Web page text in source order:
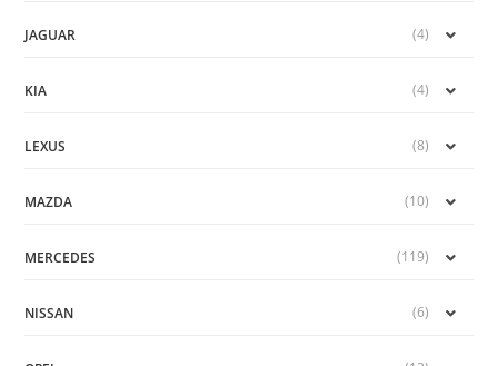
JAGUAR (4)
KIA (4)
LEXUS (8)
MAZDA (10)
MERCEDES (119)
NISSAN (6)